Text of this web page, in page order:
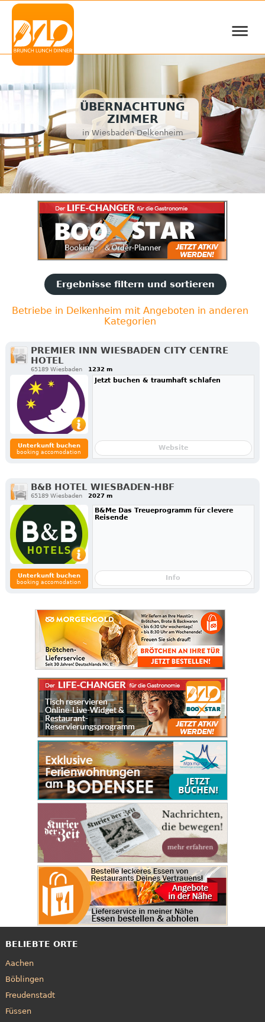
≡
ÜBERNACHTUNG
ZIMMER
in Wiesbaden Delkenheim
Ergebnisse filtern und sortieren
Betriebe in Delkenheim mit Angeboten in anderen
Kategorien
PREMIER INN WIESBADEN CITY CENTRE
HOTEL
65189 Wiesbaden 1232 m
Unterkunft buchen
booking accomodation
Jetzt buchen & traumhaft schlafen
Website
B&B HOTEL WIESBADEN-HBF
65189 Wiesbaden 2027 m
Unterkunft buchen
booking accomodation
B&Me Das Treueprogramm für clevere
Reisende
Info
BELIEBTE ORTE
Aachen
Böblingen
Freudenstadt
Füssen